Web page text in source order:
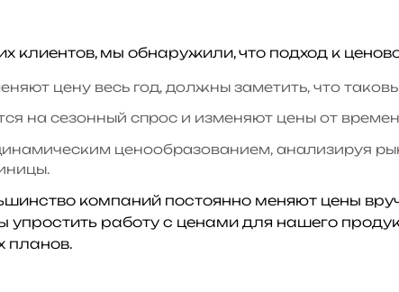
клиентов, мы обнаружили, что подход к
цену весь год, должны заметить, что
на сезонный спрос и изменяют цены от
ценообразованием, анализируя
компаний постоянно меняют цены
упростить работу с ценами для нашего
планов.